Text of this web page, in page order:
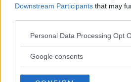
Downstream Participants that may
Please note that this website/app
not limited to your visit or usage
use your data for below specified
Personal Data Processing Opt
Google consents
Det här är en låst
att fortsätta läsa.